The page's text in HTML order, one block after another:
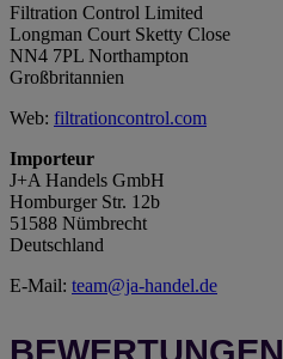
Filtration Control Limited
Longman Court Sketty Close
NN4 7PL Northampton
Großbritannien
Web: filtrationcontrol.com
Importeur
J+A Handels GmbH
Homburger Str. 12b
51588 Nümbrecht
Deutschland
E-Mail: team@ja-handel.de